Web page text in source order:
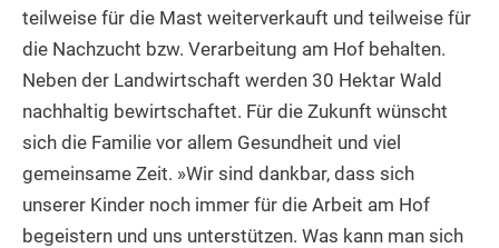
teilweise für die Mast weiterverkauft und teilweise für
die Nachzucht bzw. Verarbeitung am Hof behalten.
Neben der Landwirtschaft werden 30 Hektar Wald
nachhaltig bewirtschaftet. Für die Zukunft wünscht
sich die Familie vor allem Gesundheit und viel
gemeinsame Zeit. »Wir sind dankbar, dass sich
unserer Kinder noch immer für die Arbeit am Hof
begeistern und uns unterstützen. Was kann man sich